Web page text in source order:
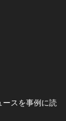
ースを事例に読